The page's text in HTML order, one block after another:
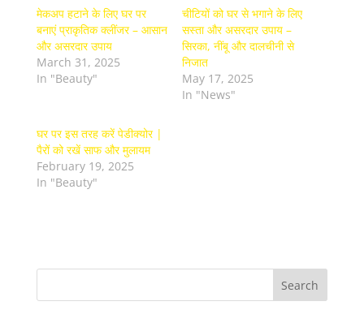
मेकअप हटाने के लिए घर पर
बनाएं प्राकृतिक क्लींजर – आसान
और असरदार उपाय
March 31, 2025
In "Beauty"
चीटियों को घर से भगाने के लिए
सस्ता और असरदार उपाय –
सिरका, नींबू और दालचीनी से
निजात
May 17, 2025
In "News"
घर पर इस तरह करें पेडीक्योर |
पैरों को रखें साफ और मुलायम
February 19, 2025
In "Beauty"